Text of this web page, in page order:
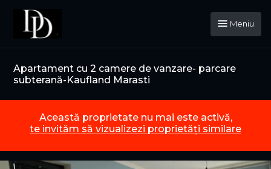
Meniu
Apartament cu 2 camere de vanzare- parcare
subterană-Kaufland Marasti
Această proprietate nu mai este activă,
te invităm să vizualizezi proprietăți similare